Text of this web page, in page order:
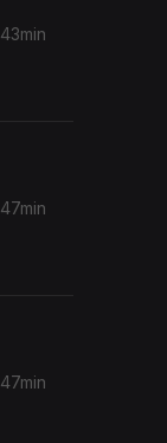
43min
47min
47min